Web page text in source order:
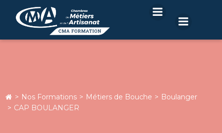
Nos Formations Métiers de Bouche
Boulanger
CAP BOULANGER